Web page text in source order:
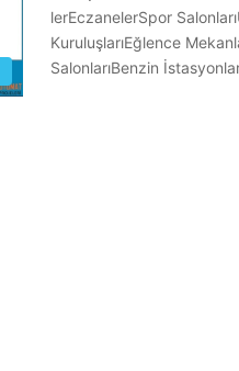
lerEczanelerSpor
KuruluşlarıEğlence
SalonlarıBenzin